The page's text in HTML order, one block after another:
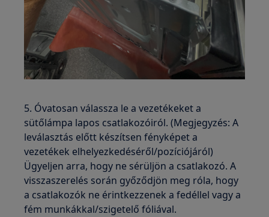
5. Óvatosan válassza le a vezetékeket a
sütőlámpa lapos csatlakozóiról. (Megjegyzés: A
leválasztás előtt készítsen fényképet a
vezetékek elhelyezkedéséről/pozíciójáról)
Ügyeljen arra, hogy ne sérüljön a csatlakozó. A
visszaszerelés során győződjön meg róla, hogy
a csatlakozók ne érintkezzenek a fedéllel vagy a
fém munkákkal/szigetelő fóliával.